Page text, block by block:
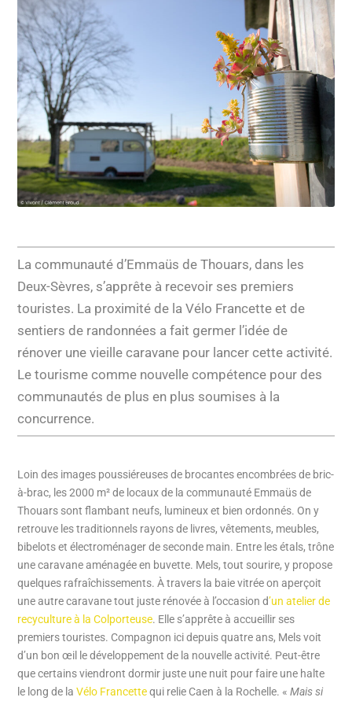
La communauté d’Emmaüs de Thouars, dans les
Deux-Sèvres, s’apprête à recevoir ses premiers
touristes. La proximité de la Vélo Francette et de
sentiers de randonnées a fait germer l’idée de
rénover une vieille caravane pour lancer cette activité.
Le tourisme comme nouvelle compétence pour des
communautés de plus en plus soumises à la
concurrence.
Loin des images poussiéreuses de brocantes encombrées de bric-
à-brac, les 2000 m² de locaux de la communauté Emmaüs de
Thouars sont flambant neufs, lumineux et bien ordonnés. On y
retrouve les traditionnels rayons de livres, vêtements, meubles,
bibelots et électroménager de seconde main. Entre les étals, trône
une caravane aménagée en buvette. Mels, tout sourire, y propose
quelques rafraîchissements. À travers la baie vitrée on aperçoit
une autre caravane tout juste rénovée à l’occasion d’un atelier de
recyculture à la Colporteuse. Elle s’apprête à accueillir ses
premiers touristes. Compagnon ici depuis quatre ans, Mels voit
d’un bon œil le développement de la nouvelle activité. Peut-être
que certains viendront dormir juste une nuit pour faire une halte
le long de laVélo Francettequi relie Caen à la Rochelle. « Mais si